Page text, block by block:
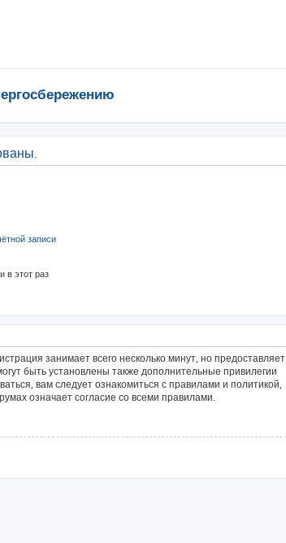
записи
в этот раз
занимает всего несколько минут, но предоставляет
быть установлены также дополнительные привилегии
вам следует ознакомиться с правилами и политикой,
означает согласие со всеми правилами.